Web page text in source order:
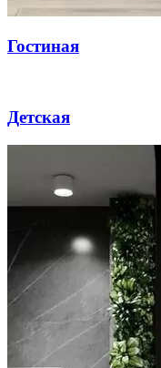
Гостиная
Детская